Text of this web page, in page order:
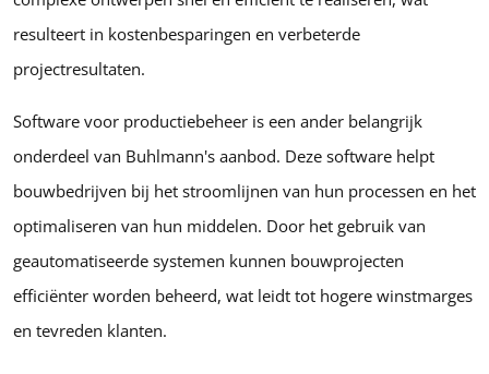
resulteert in kostenbesparingen en verbeterde
projectresultaten.
Software voor productiebeheer is een ander belangrijk
onderdeel van Buhlmann's aanbod. Deze software helpt
bouwbedrijven bij het stroomlijnen van hun processen en het
optimaliseren van hun middelen. Door het gebruik van
geautomatiseerde systemen kunnen bouwprojecten
efficiënter worden beheerd, wat leidt tot hogere winstmarges
en tevreden klanten.